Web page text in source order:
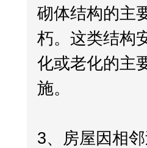
砌体结构的主
朽。这类结构
化或老化的主
施。
3、房屋因相